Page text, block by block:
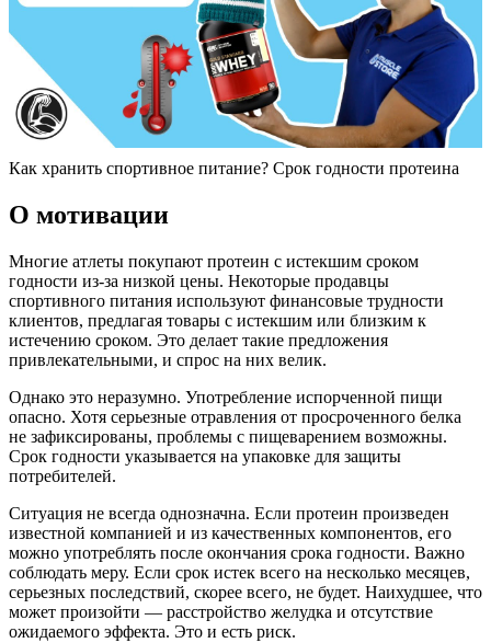
Как хранить спортивное питание? Срок годности протеина
О мотивации
Многие атлеты покупают протеин с истекшим сроком
годности из-за низкой цены. Некоторые продавцы
спортивного питания используют финансовые трудности
клиентов, предлагая товары с истекшим или близким к
истечению сроком. Это делает такие предложения
привлекательными, и спрос на них велик.
Однако это неразумно. Употребление испорченной пищи
опасно. Хотя серьезные отравления от просроченного белка
не зафиксированы, проблемы с пищеварением возможны.
Срок годности указывается на упаковке для защиты
потребителей.
Ситуация не всегда однозначна. Если протеин произведен
известной компанией и из качественных компонентов, его
можно употреблять после окончания срока годности. Важно
соблюдать меру. Если срок истек всего на несколько месяцев,
серьезных последствий, скорее всего, не будет. Наихудшее, что
может произойти — расстройство желудка и отсутствие
ожидаемого эффекта. Это и есть риск.